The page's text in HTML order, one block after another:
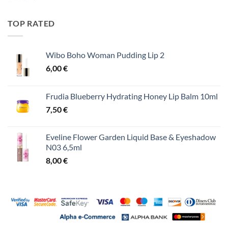
TOP RATED
Wibo Boho Woman Pudding Lip 2
6,00€
Frudia Blueberry Hydrating Honey Lip Balm 10ml
7,50€
Eveline Flower Garden Liquid Base & Eyeshadow
N03 6,5ml
8,00€